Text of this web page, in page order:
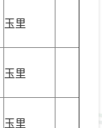
玉里
玉里
玉里